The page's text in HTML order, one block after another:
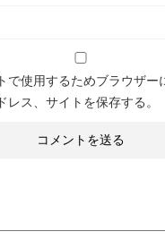
で使用するためブラウザー
レス、サイトを保存する。